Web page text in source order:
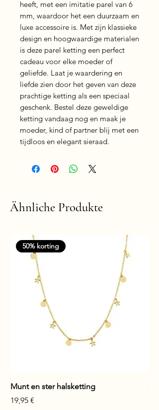
heeft, met een imitatie parel van 6
mm, waardoor het een duurzaam en
luxe accessoire is. Met zijn klassieke
design en hoogwaardige materialen
is deze parel ketting een perfect
cadeau voor elke moeder of
geliefde. Laat je waardering en
liefde zien door het geven van deze
prachtige ketting als een speciaal
geschenk. Bestel deze geweldige
ketting vandaag nog en maak je
moeder, kind of partner blij met een
tijdloos en elegant sieraad.
Ähnliche Produkte
50% korting
Munt en ster halsketting
Preis
19,95 €